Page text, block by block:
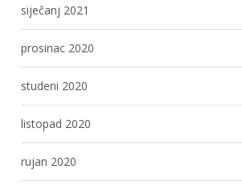
siječanj 2021
prosinac 2020
studeni 2020
listopad 2020
rujan 2020